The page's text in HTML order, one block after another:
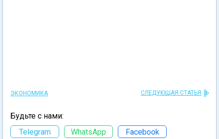
ЭКОНОМИКА СЛЕДУЮЩАЯ СТАТЬЯ
Будьте с нами:
Telegram
WhatsApp Facebook